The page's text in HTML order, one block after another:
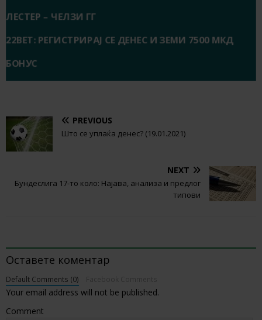
ЛЕСТЕР – ЧЕЛЗИ ГГ
22BET: РЕГИСТРИРАЈ СЕ ДЕНЕС И ЗЕМИ 7500 МКД
БОНУС
PREVIOUS
Што се уплаќа денес? (19.01.2021)
NEXT
Бундеслига 17-то коло: Најава, анализа и предлог
типови
Оставете коментар
Default Comments (0)
Your email address will not be published.
Comment